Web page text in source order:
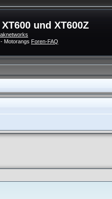
und XT600Z
- Motorangs Foren-FAQ